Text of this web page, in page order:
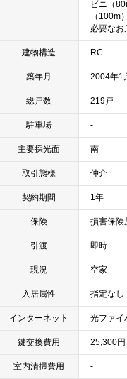
ビニ（
（100m
必要な
建物構造 RC
築年月 2004年1
総戸数 219戸
駐車場 -
主要採光面 南
取引態様 仲介
契約期間 1年
保険 損害保険
引渡 即時 -
現況 空家
入居属性 指定なし
インターネット 光ファイ
鍵交換費用 25,300円
室内清掃費用 -